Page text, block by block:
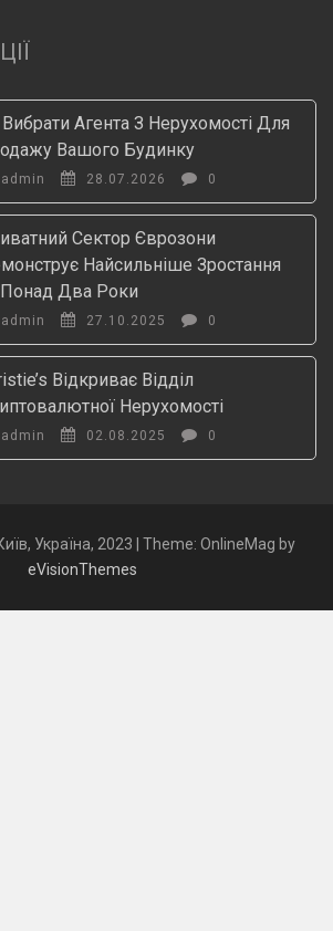
Агента З Нерухомості Для
Вашого Будинку
admin 28.07.2026 0
Сектор Єврозони
Найсильніше Зростання
Два Роки
admin 27.10.2025 0
Відкриває Відділ
Нерухомості
admin 02.08.2025 0
Україна, 2023
Theme: OnlineMag by
eVisionThemes